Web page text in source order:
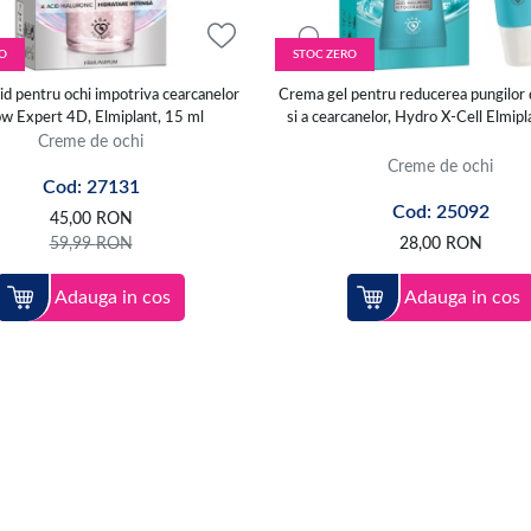
spre tample, evitand frecarea. Include acest pas seara, iar
jurul ochilor si tapoteaza delicat cu degetul inelar.
, care sustin hidratarea si
confort suplimentar.
alege produsul care se potriveste nevoilor tale - este un pas
pentru ochi impotriva cearcanelor
Expert 4D, Elmiplant, 15 ml
Creme de ochi
Cod: 27131
45,00 RON
59,99RON
Adauga in cos
STOC ZERO
Crema gel pentru reducerea pungilor
si a cearcanelor, Hydro X-Cell
Creme de ochi
Cod: 25092
28,00 RON
Adauga in cos